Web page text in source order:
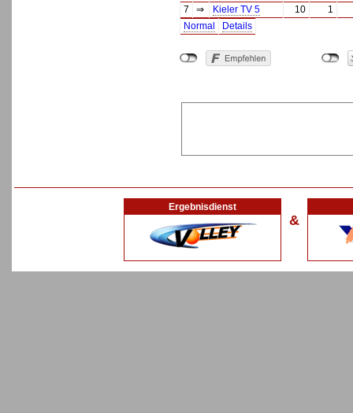
7
⇒ Kieler TV 5 10
1
Normal
Details
Ergebnisdienst
&